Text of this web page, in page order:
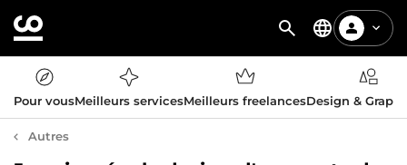
Pour vousMeilleurs servicesMeilleurs freelancesDesign &
Autres